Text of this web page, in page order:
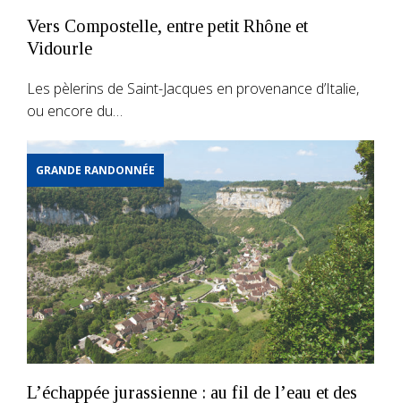
Vers Compostelle, entre petit Rhône et
Vidourle
Les pèlerins de Saint-Jacques en provenance d’Italie,
ou encore du…
GRANDE RANDONNÉE
L’échappée jurassienne : au fil de l’eau et des